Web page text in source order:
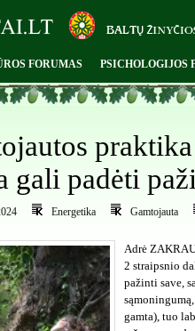
FORUMAS PSICHOLOGIJOS
gali padėti
Energetika Gamtojauta
Adrė
2 straipsnio
pažinti save,
gamta), tuo